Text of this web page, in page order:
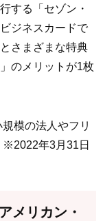
する「セゾン・
ジネスカードで
さまざまな特典
のメリットが1枚
模の法人やフリ
※2022年3月31日
メリカン・